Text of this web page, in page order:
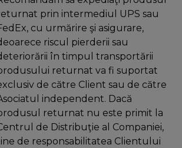
prin intermediul UPS sau
cu urmărire şi asigurare,
riscul pierderii sau
în timpul transportării
returnat va fi suportat
de către Client sau de către
independent. Dacă
returnat nu este primit la
de Distribuţie al Companiei,
de responsabilitatea Clientului